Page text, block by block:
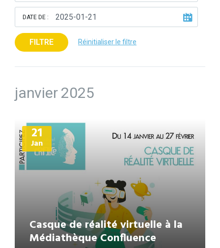
DATE DE :
FILTRE Réinitialiser le filtre
janvier 2025
21
Jan
Casque de réalité virtuelle à la
Médiathèque Confluence
Plus
d'informations